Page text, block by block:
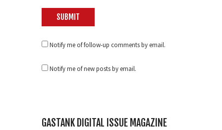
Notify me of follow-up comments by email.
Notify me of new posts by email.
GASTANK DIGITAL ISSUE MAGAZINE